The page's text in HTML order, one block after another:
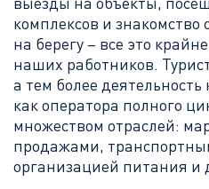
комплексов и знакомство
на берегу – все это
наших работников.
а тем более
как оператора полного
множеством отраслей:
продажами,
организацией питания и